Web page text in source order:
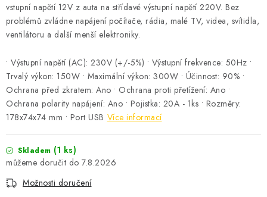
vstupní napětí 12V z auta na střídavé výstupní napětí 220V. Bez
problémů zvládne napájení počítače, rádia, malé TV, videa, svítidla,
ventilátoru a další menší elektroniky.
• Výstupní napětí (AC): 230V (+/-5%) • Výstupní frekvence: 50Hz •
Trvalý výkon: 150W • Maximální výkon: 300W • Účinnost: 90% •
Ochrana před zkratem: Ano • Ochrana proti přetížení: Ano •
Ochrana polarity napájení: Ano • Pojistka: 20A - 1ks • Rozměry:
178x74x74 mm • Port USB Více informací
Skladem (1 ks)
7.8.2026
Možnosti doručení